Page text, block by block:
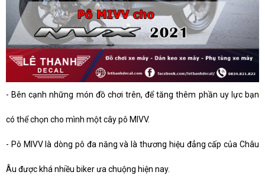
- Bên cạnh những món đồ chơi trên, để tăng thêm phần uy lực bạn
có thể chọn cho mình một cây pô MIVV.
- Pô MIVV là dòng pô đa năng và là thương hiệu đẳng cấp của Châu
Âu được khá nhiều biker ưa chuộng hiện nay.